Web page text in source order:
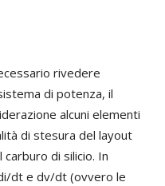
rivedere
di potenza, il
alcuni elementi
di stesura del layout
di silicio. In
dt e dv/dt (ovvero le